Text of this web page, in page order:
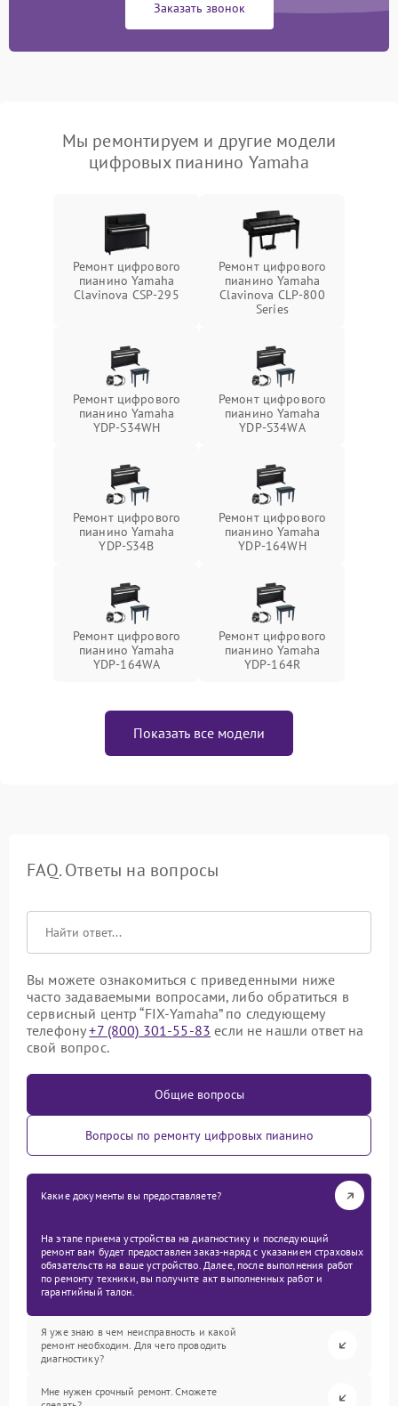
Заказать звонок
Мы ремонтируем и другие модели
цифровых пианино Yamaha
Ремонт цифрового
пианино Yamaha
Clavinova CSP-295
Ремонт цифрового
пианино Yamaha
Clavinova CLP-800
Series
Ремонт цифрового
пианино Yamaha
YDP-S34WH
Ремонт цифрового
пианино Yamaha
YDP-S34WA
Ремонт цифрового
пианино Yamaha
YDP-S34B
Ремонт цифрового
пианино Yamaha
YDP-164WH
Ремонт цифрового
пианино Yamaha
YDP-164WA
Ремонт цифрового
пианино Yamaha
YDP-164R
Показать все модели
FAQ. Ответы на вопросы
Вы можете ознакомиться с приведенными ниже
часто задаваемыми вопросами, либо обратиться в
сервисный центр “FIX-Yamaha” по следующему
телефону+7 (800) 301-55-83 если не нашли ответ на
свой вопрос.
Общие вопросы
Вопросы по ремонту цифровых пианино
Какие документы вы предоставляете?
На этапе приема устройства на диагностику и последующий
ремонт вам будет предоставлен заказ-наряд с указанием страховых
обязательств на ваше устройство. Далее, после выполнения работ
по ремонту техники, вы получите акт выполненных работ и
гарантийный талон.
Я уже знаю в чем неисправность и какой
ремонт необходим. Для чего проводить
диагностику?
Мне нужен срочный ремонт. Сможете